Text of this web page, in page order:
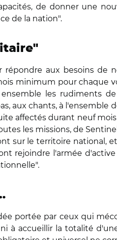
de donner une
de la nation".
répondre aux besoins
minimum pour chaque
les rudiments
aux chants, à
affectés durant neuf
les missions, de
sur le territoire
rejoindre l'armée
portée par ceux qui
à accueillir la totalité